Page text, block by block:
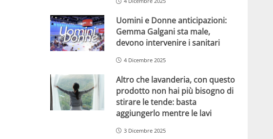
Uomini e Donne anticipazioni:
Gemma Galgani sta male,
devono intervenire i sanitari
4 Dicembre 2025
Altro che lavanderia, con questo
prodotto non hai più bisogno di
stirare le tende: basta
aggiungerlo mentre le lavi
3 Dicembre 2025